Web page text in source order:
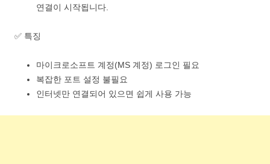
연결이 시작됩니다.
✅ 특징
마이크로소프트 계정(MS 계정) 로그인 필요
복잡한 포트 설정 불필요
인터넷만 연결되어 있으면 쉽게 사용 가능